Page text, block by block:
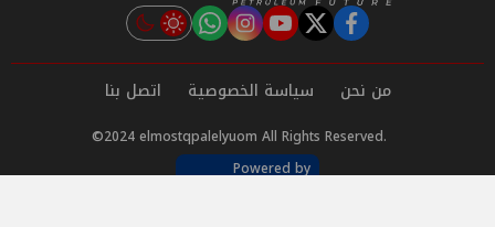
facebook
twitter
youtube
instagram
tiktok
من نحن سياسة الخصوصية اتصل بنا
©2024 elmostqpalelyuom All Rights Reserved.
Powered by